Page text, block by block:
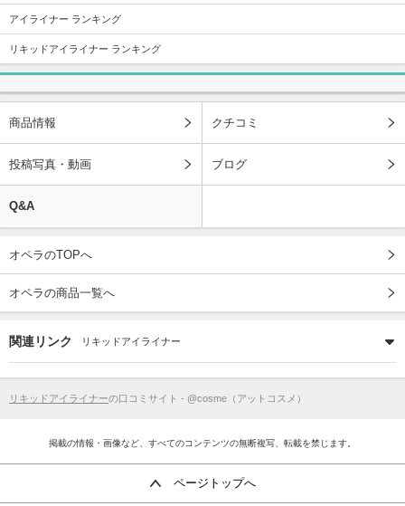
アイライナー ランキング
リキッドアイライナー ランキング
商品情報 クチコミ
投稿写真・動画 ブログ
Q&A
オペラのTOPへ
オペラの商品一覧へ
関連リンク リキッドアイライナー
リキッドアイライナーの口コミサイト - @cosme（アットコスメ）
掲載の情報・画像など、すべてのコンテンツの無断複写、転載を禁じます。
ページトップへ